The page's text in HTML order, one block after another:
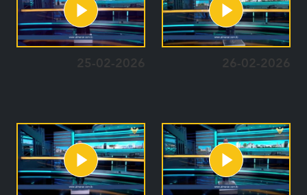
26-02-2026
25-02-2026